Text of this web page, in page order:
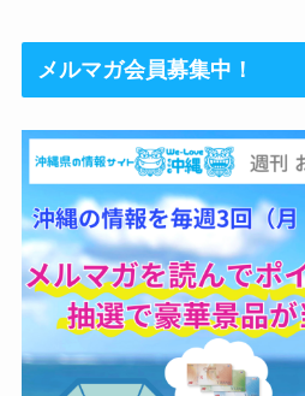
メルマガ会員募集中！